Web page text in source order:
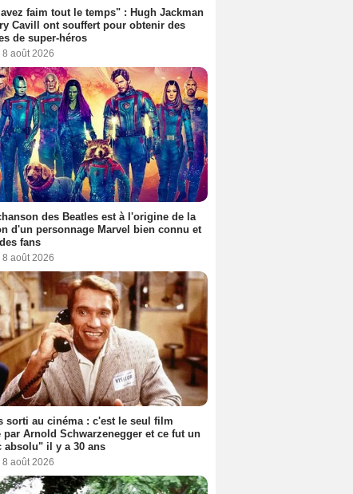
faim tout le temps" : Hugh Jackman
Cavill ont souffert pour obtenir des
de super-héros
août 2026
des Beatles est à l'origine de la
d'un personnage Marvel bien connu et
fans
août 2026
sorti au cinéma : c'est le seul film
par Arnold Schwarzenegger et ce fut un
absolu" il y a 30 ans
août 2026